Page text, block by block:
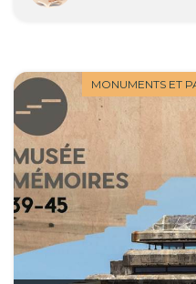
MONUMENTS ET